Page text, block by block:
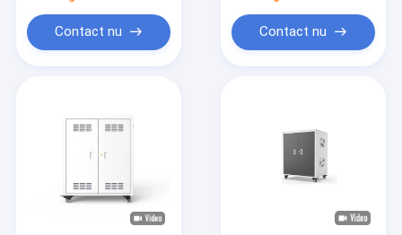
Contact nu Contact nu